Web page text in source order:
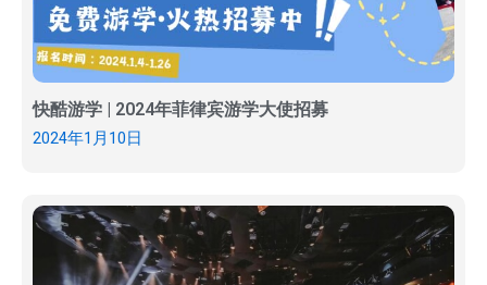
快酷游学 | 2024年菲律宾游学大使招募
2024年1月10日